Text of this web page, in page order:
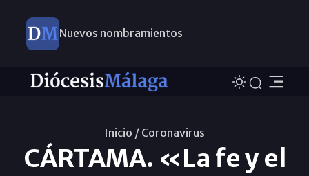
Nuevos nombramientos
Inicio / Coronavirus
CÁRTAMA. «La fe y el